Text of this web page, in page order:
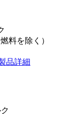
料を除く）
品詳細